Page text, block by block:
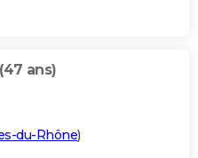
(47 ans)
du-Rhône)